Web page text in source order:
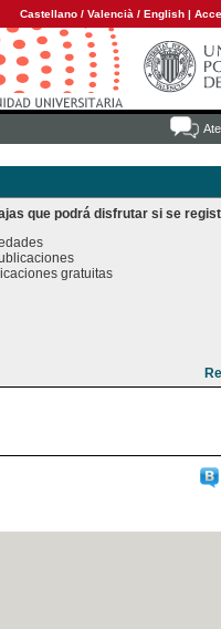
Castellano / Valencià / English |
que podrá disfrutar si se
gratuitas